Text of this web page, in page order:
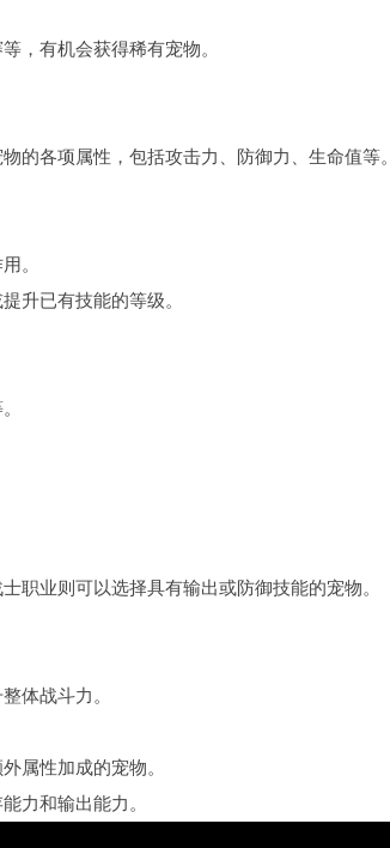
，有机会获得稀有宠物。
的各项属性，包括攻击力、防御力、生命值等。
。
升已有技能的等级。
职业则可以选择具有输出或防御技能的宠物。
体战斗力。
属性加成的宠物。
力和输出能力。